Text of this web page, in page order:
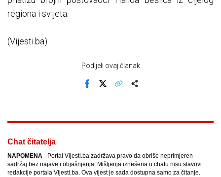
regiona i svijeta.
(Vijesti.ba)
Podijeli ovaj članak
Chat čitatelja
NAPOMENA - Portal Vijesti.ba zadržava pravo da obriše neprimjeren
sadržaj bez najave i objašnjenja. Mišljenja iznešena u chatu nisu stavovi
redakcije portala Vijesti.ba. Ova vijest je sada dostupna samo za čitanje.